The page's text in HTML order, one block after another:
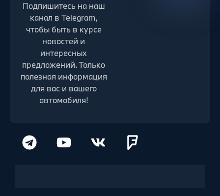
Подпишитесь на наш
канал в Telegram,
чтобы быть в курсе
новостей и
интересных
предложений. Только
полезная информация
для вас и вашего
автомобиля!